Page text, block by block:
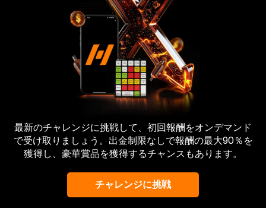
最新のチャレンジに挑戦して、初回報酬をオンデマンド
で受け取りましょう。出金制限なしで報酬の最大90％を
獲得し、豪華賞品を獲得するチャンスもあります。
チャレンジに挑戦